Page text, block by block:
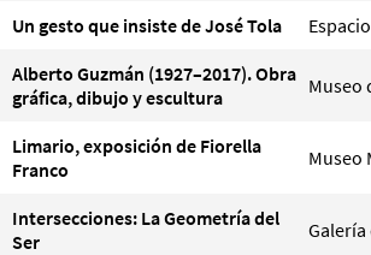
Un gesto que insiste de José Tola
Alberto Guzmán (1927–2017). Obra
gráfica, dibujo y escultura
Museo
Limario, exposición de Fiorella
Franco
Museo
Intersecciones: La Geometría del
Ser
Galería